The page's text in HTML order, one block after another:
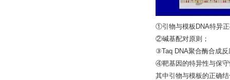
①引物与模板DNA特异
②碱基配对原则；
③Taq DNA聚合酶合成反
④靶基因的特异性与保守
其中引物与模板的正确